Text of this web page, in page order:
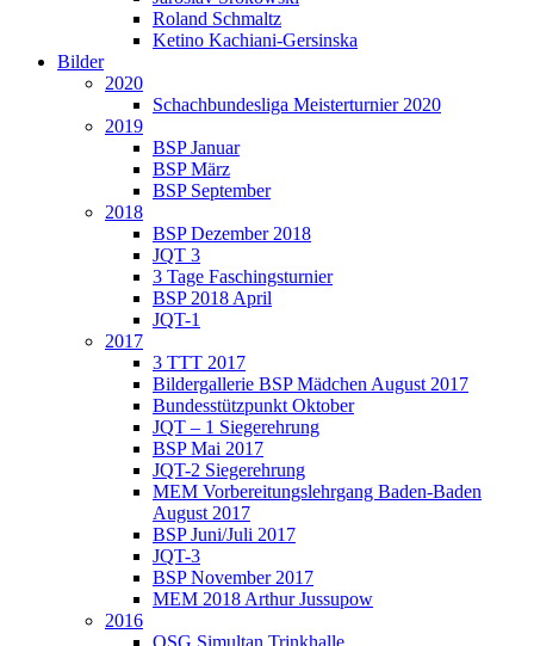
Roland Schmaltz
Ketino Kachiani-Gersinska
Bilder
2020
Schachbundesliga Meisterturnier 2020
2019
BSP Januar
BSP März
BSP September
2018
BSP Dezember 2018
JQT 3
3 Tage Faschingsturnier
BSP 2018 April
JQT-1
2017
3 TTT 2017
Bildergallerie BSP Mädchen August 2017
Bundesstützpunkt Oktober
JQT – 1 Siegerehrung
BSP Mai 2017
JQT-2 Siegerehrung
MEM Vorbereitungslehrgang Baden-Baden
August 2017
BSP Juni/Juli 2017
JQT-3
BSP November 2017
MEM 2018 Arthur Jussupow
2016
OSG Simultan Trinkhalle